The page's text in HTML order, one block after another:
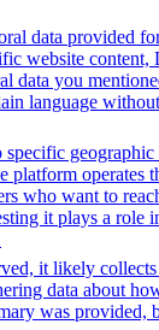
data provided
website content,
you
language
platform
who want to
it plays a
it likely
data about
was provided,